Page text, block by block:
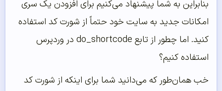
بنابراین به شما پیشنهاد می‌کنیم برای افزودن یک سری
امکانات جدید به سایت خود حتماً از شورت کد استفاده
کنید. اما چطور از تابع do_shortcode در وردپرس
استفاده کنیم؟
خب همان‌طور که می‌دانید شما برای اینکه از شورت کد